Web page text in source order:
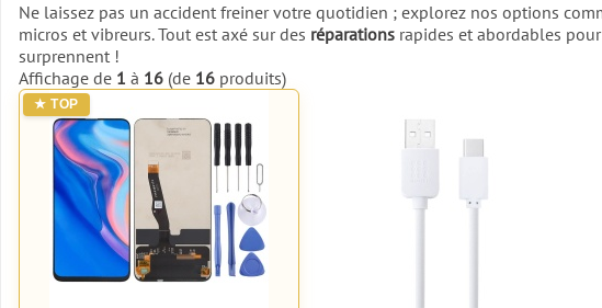
Ne laissez pas un accident freiner votre quotidien ; explorez nos options
micros et vibreurs. Tout est axé sur des réparations rapides et abordables
surprennent !
Affichage de 1 à 16 (de 16 produits)